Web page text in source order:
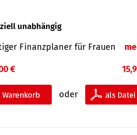
unabhängig
Finanzplaner für Frauen
€
oder